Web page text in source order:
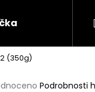
(350g)
Podrobnosti